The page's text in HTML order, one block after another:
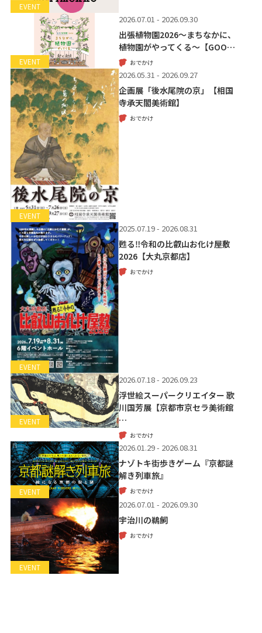
EVENT
EVENT
2026.07.01 - 2026.09.30
出張植物園2026～まちなかに、
植物園がやってくる～【GOO…
おでかけ
EVENT
2026.05.31 - 2026.09.27
企画展「後水尾院の京」【相国
寺承天閣美術館】
おでかけ
EVENT
2025.07.19 - 2026.08.31
甦る‼令和の比叡山お化け屋敷
2026【大丸京都店】
おでかけ
EVENT
2026.07.18 - 2026.09.23
浮世絵スーパークリエイター 歌
川国芳展【京都市京セラ美術館
…
おでかけ
EVENT
2026.01.29 - 2026.08.31
ナゾトキ街歩きゲーム『京都謎
解き列車旅』
おでかけ
EVENT
2026.07.01 - 2026.09.30
宇治川の鵜飼
おでかけ